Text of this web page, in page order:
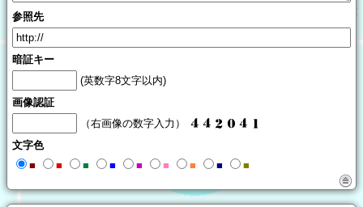
参照先
暗証キー
(英数字8文字以内)
画像認証
（右画像の数字入力）
文字色
■
■ ■ ■ ■ ■ ■ ■ ■